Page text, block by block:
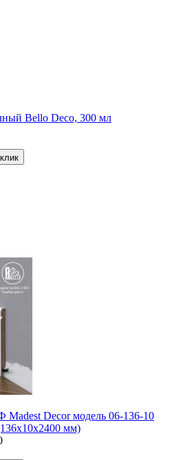
Bello Deco, 300 мл
Decor модель 06-136-10
мм)